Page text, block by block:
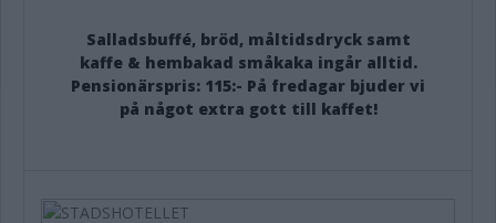
Salladsbuffé, bröd, måltidsdryck samt
kaffe & hembakad småkaka ingår alltid.
Pensionärspris: 115:- På fredagar bjuder vi
på något extra gott till kaffet!